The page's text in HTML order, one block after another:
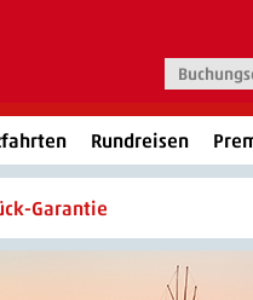
Rundreisen
Garantie